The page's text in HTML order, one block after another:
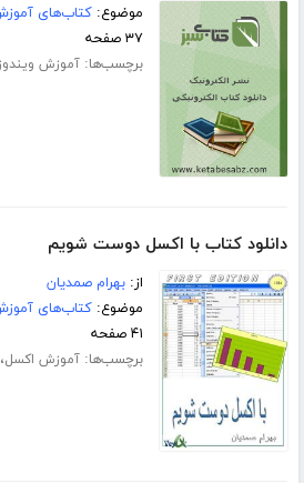
موضوع:کتاب‌های
۳۷ صفحه
برچسب‌ها:آموزش ویندوز
دانلود کتاب با اکسل دوست شویم
از:بهرام صمدیان
موضوع:کتاب‌های
۴۱ صفحه
برچسب‌ها:آموزش اکسل